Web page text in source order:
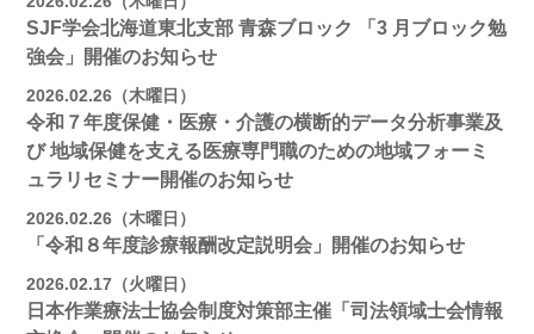
SJF学会北海道東北支部 ⻘森ブロック 「3 月ブロック勉
強会」開催のお知らせ
2026.02.26（木曜日）
令和７年度保健・医療・介護の横断的データ分析事業及
び 地域保健を支える医療専門職のための地域フォーミ
ュラリセミナー開催のお知らせ
2026.02.26（木曜日）
「令和８年度診療報酬改定説明会」開催のお知らせ
2026.02.17（火曜日）
日本作業療法士協会制度対策部主催「司法領域士会情報